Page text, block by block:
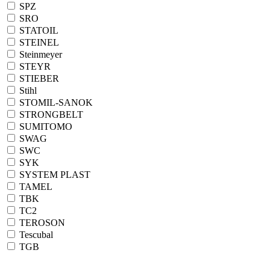
SPZ
SRO
STATOIL
STEINEL
Steinmeyer
STEYR
STIEBER
Stihl
STOMIL-SANOK
STRONGBELT
SUMITOMO
SWAG
SWC
SYK
SYSTEM PLAST
TAMEL
TBK
TC2
TEROSON
Tescubal
TGB